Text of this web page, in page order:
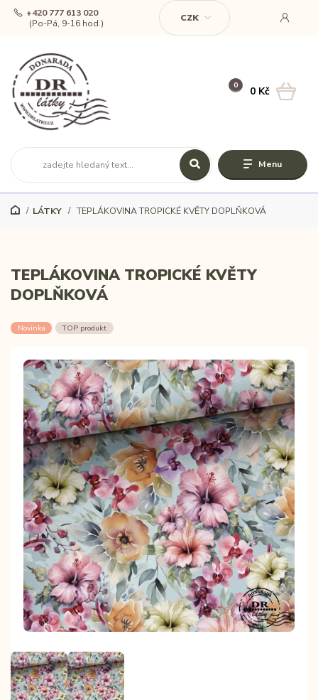
Menu
CZK
+420 777 613 020
(Po-Pá, 9-16 hod.)
0 0 Kč
LÁTKY TEPLÁKOVINA TROPICKÉ KVĚTY DOPLŇKOVÁ
TEPLÁKOVINA TROPICKÉ KVĚTY
DOPLŇKOVÁ
Novinka TOP produkt